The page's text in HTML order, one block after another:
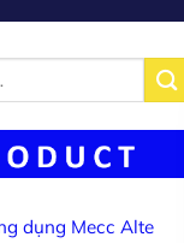
dụng Mecc Alte